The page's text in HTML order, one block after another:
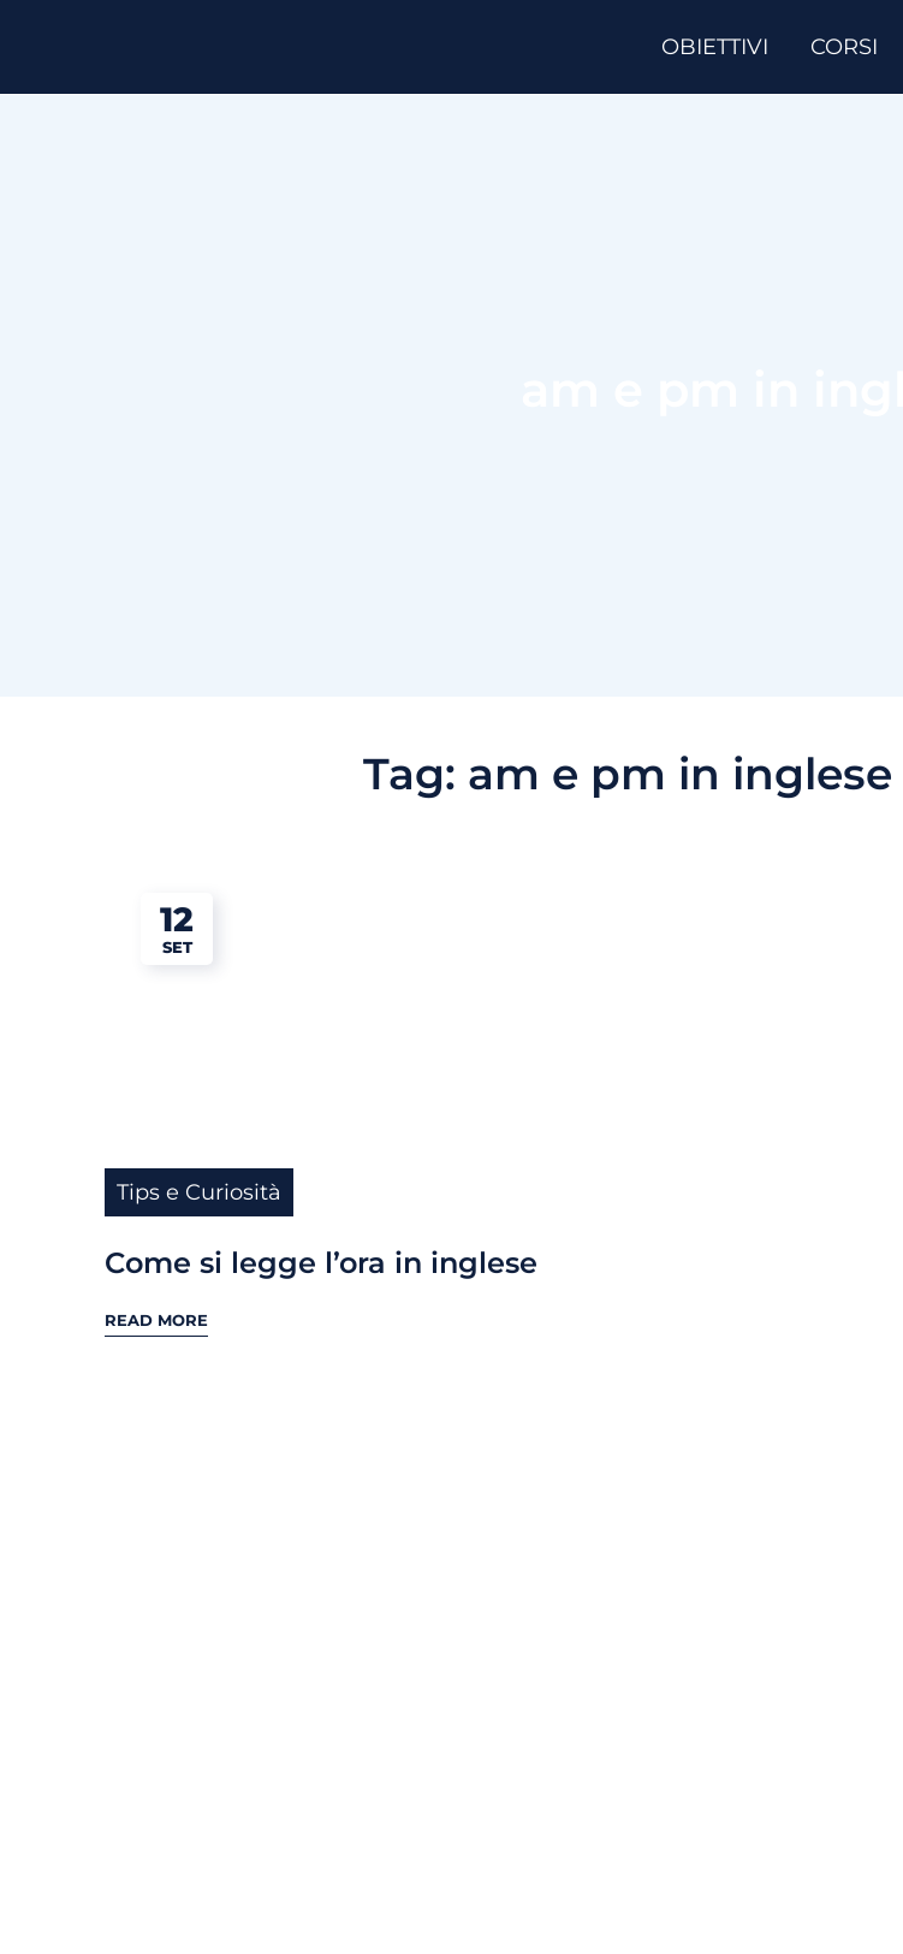
OBIETTIVI CORSI
Tag: am e pm in inglese
12
SET
Tips e Curiosità
Come si legge l’ora in inglese
READ MORE